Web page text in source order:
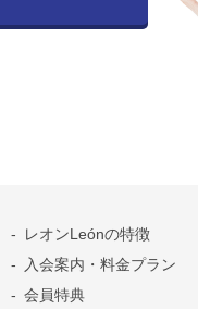
レオンLeónの特徴
入会案内・料金プラン
会員特典